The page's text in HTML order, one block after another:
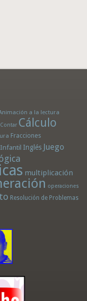
a la lectura
Contar Cálculo
Fracciones
Infantil Inglés Juego
multiplicación
operaciones
Resolución de Problemas